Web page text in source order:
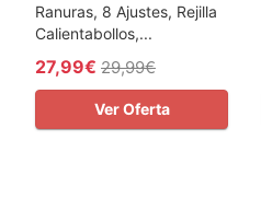
Ranuras, 8 Ajustes, Rejilla
Calientabollos,...
27,99€ 29,99€
Ver Oferta